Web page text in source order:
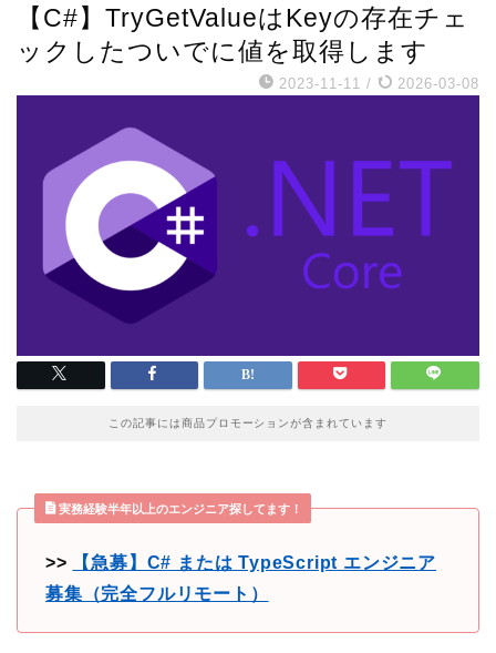
【C#】TryGetValueはKeyの存在チェ
ックしたついでに値を取得します
2023-11-11 / 2026-03-08
この記事には商品プロモーションが含まれています
実務経験半年以上のエンジニア探してます！
>>
【急募】C# または TypeScript エンジニア
募集（完全フルリモート）